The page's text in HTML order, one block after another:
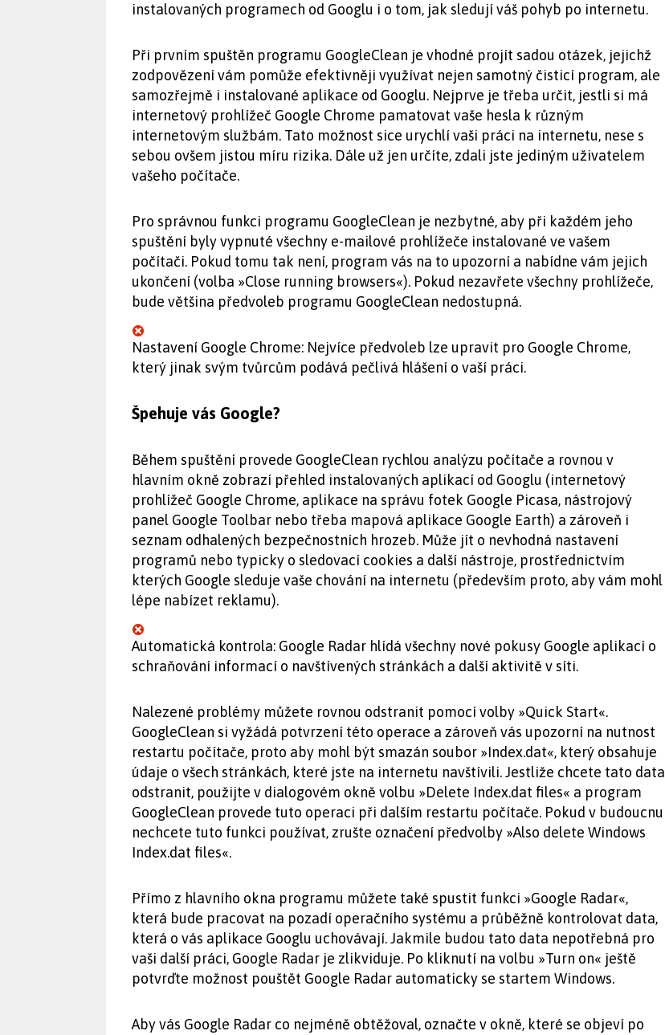
instalovaných programech od Googlu i o tom, jak sledují váš pohyb po internetu.
Při prvním spuštěn programu GoogleClean je vhodné projít sadou otázek, jejichž
zodpovězení vám pomůže efektivněji využívat nejen samotný čisticí program, ale
samozřejmě i instalované aplikace od Googlu. Nejprve je třeba určit, jestli si má
internetový prohlížeč Google Chrome pamatovat vaše hesla k různým
internetovým službám. Tato možnost sice urychlí vaši práci na internetu, nese s
sebou ovšem jistou míru rizika. Dále už jen určíte, zdali jste jediným uživatelem
vašeho počítače.
Pro správnou funkci programu GoogleClean je nezbytné, aby při každém jeho
spuštění byly vypnuté všechny e-mailové prohlížeče instalované ve vašem
počítači. Pokud tomu tak není, program vás na to upozorní a nabídne vám jejich
ukončení (volba »Close running browsers«). Pokud nezavřete všechny prohlížeče,
bude většina předvoleb programu GoogleClean nedostupná.
Nastavení Google Chrome: Nejvíce předvoleb lze upravit pro Google Chrome,
který jinak svým tvůrcům podává pečlivá hlášení o vaší práci.
Špehuje vás Google?
Během spuštění provede GoogleClean rychlou analýzu počítače a rovnou v
hlavním okně zobrazí přehled instalovaných aplikací od Googlu (internetový
prohlížeč Google Chrome, aplikace na správu fotek Google Picasa, nástrojový
panel Google Toolbar nebo třeba mapová aplikace Google Earth) a zároveň i
seznam odhalených bezpečnostních hrozeb. Může jít o nevhodná nastavení
programů nebo typicky o sledovací cookies a další nástroje, prostřednictvím
kterých Google sleduje vaše chování na internetu (především proto, aby vám mohl
lépe nabízet reklamu).
Automatická kontrola: Google Radar hlídá všechny nové pokusy Google aplikací o
schraňování informací o navštívených stránkách a další aktivitě v síti.
Nalezené problémy můžete rovnou odstranit pomocí volby »Quick Start«.
GoogleClean si vyžádá potvrzení této operace a zároveň vás upozorní na nutnost
restartu počítače, proto aby mohl být smazán soubor »Index.dat«, který obsahuje
údaje o všech stránkách, které jste na internetu navštívili. Jestliže chcete tato data
odstranit, použijte v dialogovém okně volbu »Delete Index.dat files« a program
GoogleClean provede tuto operaci při dalším restartu počítače. Pokud v budoucnu
nechcete tuto funkci používat, zrušte označení předvolby »Also delete Windows
Index.dat files«.
Přímo z hlavního okna programu můžete také spustit funkci »Google Radar«,
která bude pracovat na pozadí operačního systému a průběžně kontrolovat data,
která o vás aplikace Googlu uchovávají. Jakmile budou tato data nepotřebná pro
vaši další práci, Google Radar je zlikviduje. Po kliknutí na volbu »Turn on« ještě
potvrďte možnost pouštět Google Radar automaticky se startem Windows.
Aby vás Google Radar co nejméně obtěžoval, označte v okně, které se objeví po